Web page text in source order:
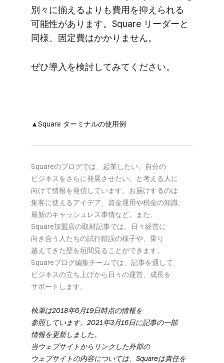
別々に​揃えるよりも​費用を​抑えられる​
可能性が​あります。​Square リーダーと​
同様、​固定費は​かかりません。
ぜ​ひ導入を​検討してみてください。
▲Square ターミナルの​使用例
Squareの​ブログでは、​起業したい、​自分の​
ビジネスを​さらに​発展させたい、と​考える​人に​
向けて​情報を​発信しています。​お届けするのは​
集客に​使える​アイデア、​資金運用や​税金の​知識、​
最新の​キャッシュレス事情など。​また、​
Square加盟店の​取材記事では、​日々​経営に​
向き合う​人たちの​試行錯誤の​様子や、​乗り​
越えてきた壁を​垣間見る​ことができます。​
Squareブログ編集チームでは、​記事を​通して​
ビジネスの​立ち上げから​日々の​運営、​成長を​
サポートします。
執筆は​2018年6月19日時点の​情報を​
参照しています。​2021年3月16日に​記事の​一部​
情報を​更新しました。
当ウェブサイトから​リンクした​外部の​
ウェブサイトの​内容に​ついては、​Squareは​責任を​